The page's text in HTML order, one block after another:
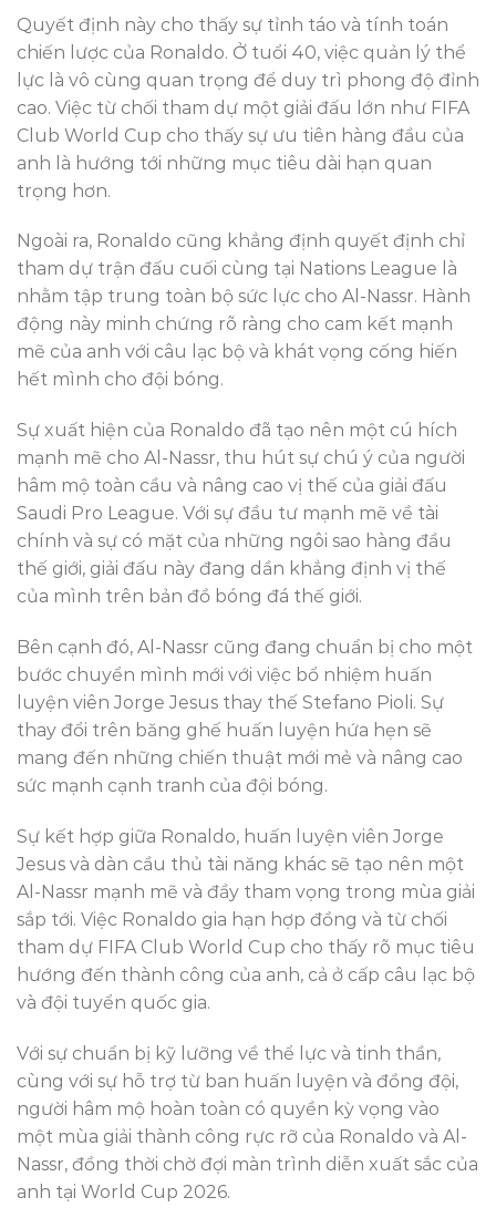
Quyết định này cho thấy sự tỉnh táo và tính toán
chiến lược của Ronaldo. Ở tuổi 40, việc quản lý thể
lực là vô cùng quan trọng để duy trì phong độ đỉnh
cao. Việc từ chối tham dự một giải đấu lớn như FIFA
Club World Cup cho thấy sự ưu tiên hàng đầu của
anh là hướng tới những mục tiêu dài hạn quan
trọng hơn.
Ngoài ra, Ronaldo cũng khẳng định quyết định chỉ
tham dự trận đấu cuối cùng tại Nations League là
nhằm tập trung toàn bộ sức lực cho Al-Nassr. Hành
động này minh chứng rõ ràng cho cam kết mạnh
mẽ của anh với câu lạc bộ và khát vọng cống hiến
hết mình cho đội bóng.
Sự xuất hiện của Ronaldo đã tạo nên một cú hích
mạnh mẽ cho Al-Nassr, thu hút sự chú ý của người
hâm mộ toàn cầu và nâng cao vị thế của giải đấu
Saudi Pro League. Với sự đầu tư mạnh mẽ về tài
chính và sự có mặt của những ngôi sao hàng đầu
thế giới, giải đấu này đang dần khẳng định vị thế
của mình trên bản đồ bóng đá thế giới.
Bên cạnh đó, Al-Nassr cũng đang chuẩn bị cho một
bước chuyển mình mới với việc bổ nhiệm huấn
luyện viên Jorge Jesus thay thế Stefano Pioli. Sự
thay đổi trên băng ghế huấn luyện hứa hẹn sẽ
mang đến những chiến thuật mới mẻ và nâng cao
sức mạnh cạnh tranh của đội bóng.
Sự kết hợp giữa Ronaldo, huấn luyện viên Jorge
Jesus và dàn cầu thủ tài năng khác sẽ tạo nên một
Al-Nassr mạnh mẽ và đầy tham vọng trong mùa giải
sắp tới. Việc Ronaldo gia hạn hợp đồng và từ chối
tham dự FIFA Club World Cup cho thấy rõ mục tiêu
hướng đến thành công của anh, cả ở cấp câu lạc bộ
và đội tuyển quốc gia.
Với sự chuẩn bị kỹ lưỡng về thể lực và tinh thần,
cùng với sự hỗ trợ từ ban huấn luyện và đồng đội,
người hâm mộ hoàn toàn có quyền kỳ vọng vào
một mùa giải thành công rực rỡ của Ronaldo và Al-
Nassr, đồng thời chờ đợi màn trình diễn xuất sắc của
anh tại World Cup 2026.